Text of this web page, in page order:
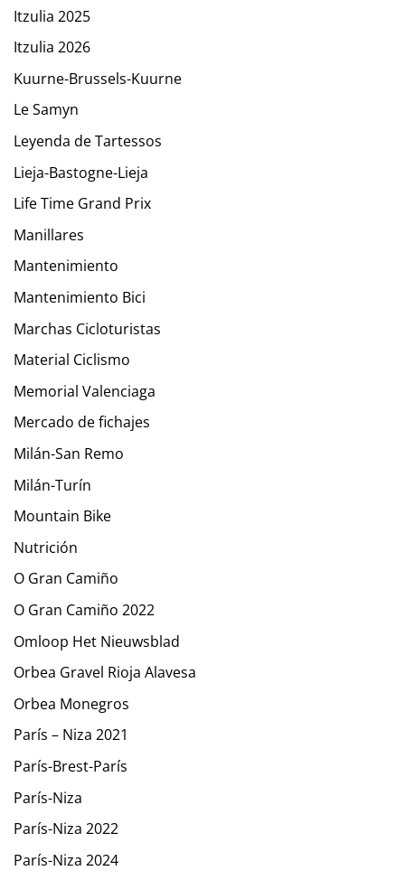
Itzulia 2025
Itzulia 2026
Kuurne-Brussels-Kuurne
Le Samyn
Leyenda de Tartessos
Lieja-Bastogne-Lieja
Life Time Grand Prix
Manillares
Mantenimiento
Mantenimiento Bici
Marchas Cicloturistas
Material Ciclismo
Memorial Valenciaga
Mercado de fichajes
Milán-San Remo
Milán-Turín
Mountain Bike
Nutrición
O Gran Camiño
O Gran Camiño 2022
Omloop Het Nieuwsblad
Orbea Gravel Rioja Alavesa
Orbea Monegros
París – Niza 2021
París-Brest-París
París-Niza
París-Niza 2022
París-Niza 2024